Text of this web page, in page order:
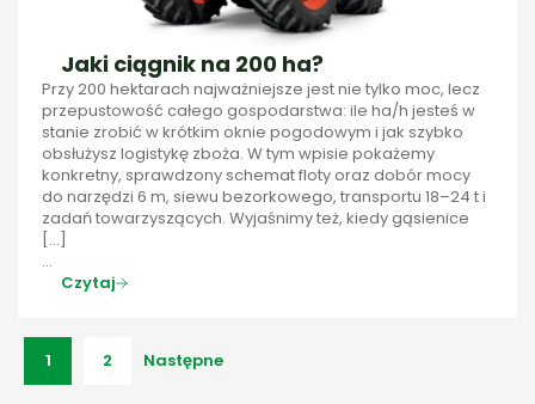
Jaki ciągnik na 200 ha?
Przy 200 hektarach najważniejsze jest nie tylko moc, lecz
przepustowość całego gospodarstwa: ile ha/h jesteś w
stanie zrobić w krótkim oknie pogodowym i jak szybko
obsłużysz logistykę zboża. W tym wpisie pokażemy
konkretny, sprawdzony schemat floty oraz dobór mocy
do narzędzi 6 m, siewu bezorkowego, transportu 18–24 t i
zadań towarzyszących. Wyjaśnimy też, kiedy gąsienice
[…]
...
Czytaj
1 2 Następne